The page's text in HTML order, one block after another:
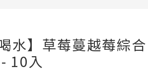
喝水】草莓蔓越莓綜合
10入